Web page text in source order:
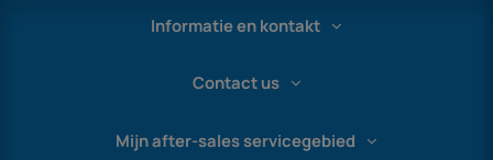
Informatie en kontakt
Contact us
Mijn after-sales servicegebied